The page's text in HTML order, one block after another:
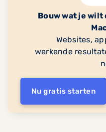
Bouw wat je
Websites,
werkende
Nu gratis starten